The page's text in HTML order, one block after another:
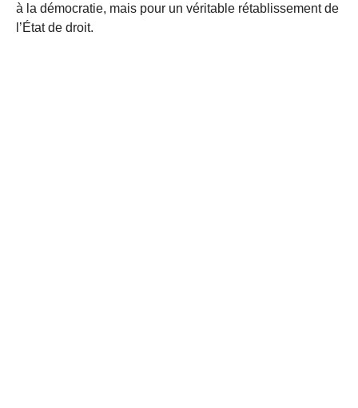
à la démocratie, mais pour un véritable rétablissement de
l’État de droit.